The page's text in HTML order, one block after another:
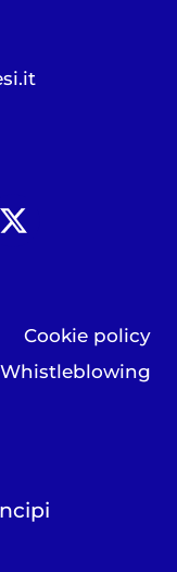
Cookie policy
Whistleblowing